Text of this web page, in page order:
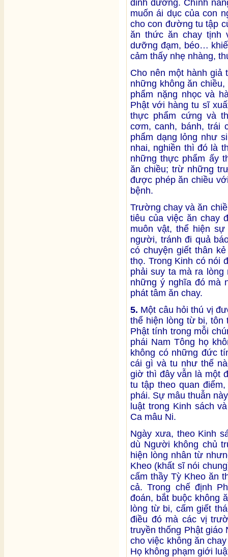
dinh dưỡng. Chính
muốn ái dục của con
cho con đường tu tập
ăn thức ăn chay tịnh
dưỡng đạm, béo…
cảm thấy nhẹ nhàng,
Cho nên một hành giả
những không ăn
phẩm nặng nhọc và
Phật với hàng tu sĩ
thực phẩm cứng và
cơm, canh, bánh, trái
phẩm dạng lỏng như
nhai, nghiền thì đó là
những thực phẩm ấy
ăn chiều; trừ những
được phép ăn chiều
bệnh.
Trường chay và ăn
tiêu của việc ăn chay
muôn vật, thể hiện
người, tránh đi quả
có chuyện giết thân
thọ. Trong Kinh có nói
phải suy ta mà ra
những ý nghĩa đó mà
phát tâm ăn chay.
5. Một câu hỏi thú vị
thể hiện lòng từ bi, tôn
Phật tính trong mỗi
phái Nam Tông họ
không có những đức
cái gì và tu như thế
giờ thì đây vẫn là một
tu tập theo quan
phái. Sự mâu thuẫn
luật trong Kinh sách
Ca mâu Ni.
Ngày xưa, theo Kinh
dù Người không chủ
hiện lòng nhân từ
Kheo (khất sĩ nói
cấm thầy Tỳ Kheo ăn
cả. Trong chế định
đoán, bắt buộc không
lòng từ bi, cấm giết
điều đó mà các vị
truyền thống Phật giáo
cho việc không ăn
Họ không phạm giới